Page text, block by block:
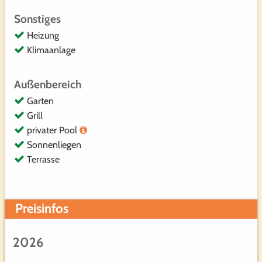
Sonstiges
Heizung
Klimaanlage
Außenbereich
Garten
Grill
privater Pool
Sonnenliegen
Terrasse
Preisinfos
2026